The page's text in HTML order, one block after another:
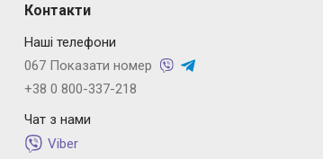
Контакти
Наші телефони
067 Показати номер
+38 0 800-337-218
Чат з нами
Viber